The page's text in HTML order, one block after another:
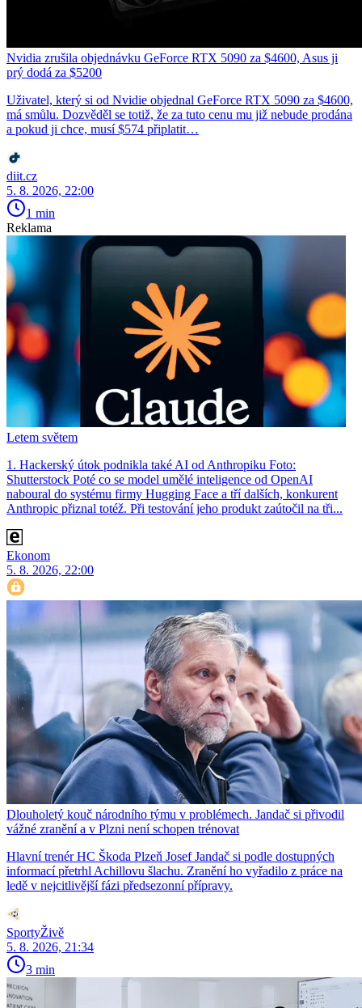
Nvidia zrušila objednávku GeForce RTX 5090 za $4600, Asus ji
prý dodá za $5200
Uživatel, který si od Nvidie objednal GeForce RTX 5090 za $4600,
má smůlu. Dozvěděl se totiž, že za tuto cenu mu již nebude prodána
a pokud ji chce, musí $574 připlatit…
diit.cz
5. 8. 2026, 22:00
1 min
Reklama
Letem světem
1. Hackerský útok podnikla také AI od Anthropiku Foto:
Shutterstock Poté co se model umělé inteligence od OpenAI
naboural do systému firmy Hugging Face a tří dalších, konkurent
Anthro­pic přiznal totéž. Při testování jeho produkt zaútočil na tři...
Ekonom
5. 8. 2026, 22:00
Dlouholetý kouč národního týmu v problémech. Jandač si přivodil
vážné zranění a v Plzni není schopen trénovat
Hlavní trenér HC Škoda Plzeň Josef Jandač si podle dostupných
informací přetrhl Achillovu šlachu. Zranění ho vyřadilo z práce na
ledě v nejcitlivější fázi předsezonní přípravy.
SportyŽivě
5. 8. 2026, 21:34
3 min